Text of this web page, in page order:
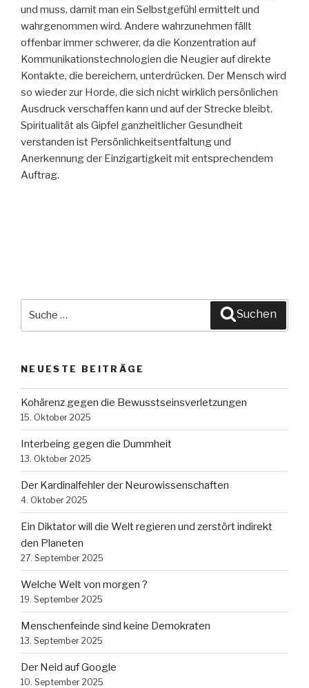
und muss, damit man ein Selbstgefühl ermittelt und
wahrgenommen wird. Andere wahrzunehmen fällt
offenbar immer schwerer, da die Konzentration auf
Kommunikationstechnologien die Neugier auf direkte
Kontakte, die bereichern, unterdrücken. Der Mensch wird
so wieder zur Horde, die sich nicht wirklich persönlichen
Ausdruck verschaffen kann und auf der Strecke bleibt.
Spiritualität als Gipfel ganzheitlicher Gesundheit
verstanden ist Persönlichkeitsentfaltung und
Anerkennung der Einzigartigkeit mit entsprechendem
Auftrag.
Suchen
NEUESTE BEITRÄGE
Kohärenz gegen die Bewusstseinsverletzungen
15. Oktober 2025
Interbeing gegen die Dummheit
13. Oktober 2025
Der Kardinalfehler der Neurowissenschaften
4. Oktober 2025
Ein Diktator will die Welt regieren und zerstört indirekt
den Planeten
27. September 2025
Welche Welt von morgen ?
19. September 2025
Menschenfeinde sind keine Demokraten
13. September 2025
Der Neid auf Google
10. September 2025